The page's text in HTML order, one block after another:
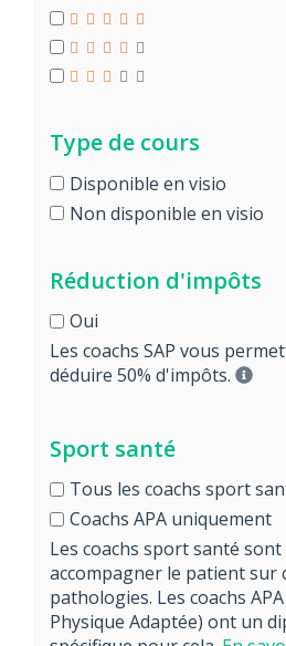
Type de cours
Disponible en visio
Non disponible en visio
Réduction d'impôts
Oui
Les coachs SAP vous
déduire 50% d'impôts.
Sport santé
Tous les coachs sport
Coachs APA uniquement
Les coachs sport santé sont
accompagner le patient sur
pathologies. Les coachs
Physique Adaptée) ont un